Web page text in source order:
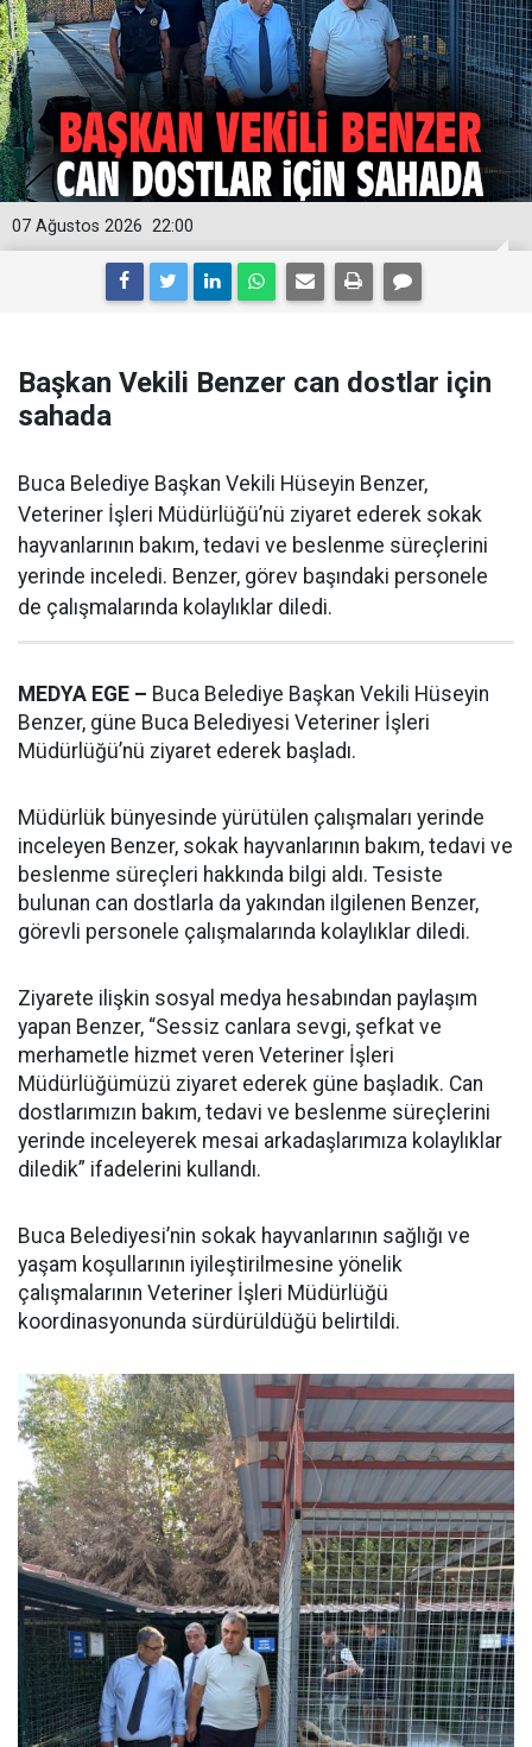
22:00
07 Ağustos 2026
Başkan Vekili Benzer can dostlar için
sahada
Buca Belediye Başkan Vekili Hüseyin Benzer,
Veteriner İşleri Müdürlüğü’nü ziyaret ederek sokak
hayvanlarının bakım, tedavi ve beslenme süreçlerini
yerinde inceledi. Benzer, görev başındaki personele
de çalışmalarında kolaylıklar diledi.
MEDYA EGE – Buca Belediye Başkan Vekili Hüseyin
Benzer, güne Buca Belediyesi Veteriner İşleri
Müdürlüğü’nü ziyaret ederek başladı.
Müdürlük bünyesinde yürütülen çalışmaları yerinde
inceleyen Benzer, sokak hayvanlarının bakım, tedavi ve
beslenme süreçleri hakkında bilgi aldı. Tesiste
bulunan can dostlarla da yakından ilgilenen Benzer,
görevli personele çalışmalarında kolaylıklar diledi.
Ziyarete ilişkin sosyal medya hesabından paylaşım
yapan Benzer, “Sessiz canlara sevgi, şefkat ve
merhametle hizmet veren Veteriner İşleri
Müdürlüğümüzü ziyaret ederek güne başladık. Can
dostlarımızın bakım, tedavi ve beslenme süreçlerini
yerinde inceleyerek mesai arkadaşlarımıza kolaylıklar
diledik” ifadelerini kullandı.
Buca Belediyesi’nin sokak hayvanlarının sağlığı ve
yaşam koşullarının iyileştirilmesine yönelik
çalışmalarının Veteriner İşleri Müdürlüğü
koordinasyonunda sürdürüldüğü belirtildi.